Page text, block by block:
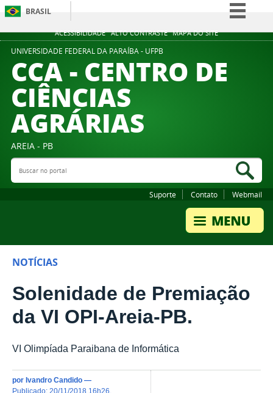
ACESSIBILIDADE ALTO CONTRASTE MAPA DO SITE
BRASIL
Simplifique!
Participe
UNIVERSIDADE FEDERAL DA PARAÍBA - UFPB
CCA - CENTRO DE
CIÊNCIAS
AGRÁRIAS
AREIA - PB
Buscar no portal
Suporte Contato Webmail
NOTÍCIAS
Solenidade de Premiação
da VI OPI-Areia-PB.
VI Olimpíada Paraibana de Informática
por Ivandro Candido —
publicado: 20/11/2018 16h26